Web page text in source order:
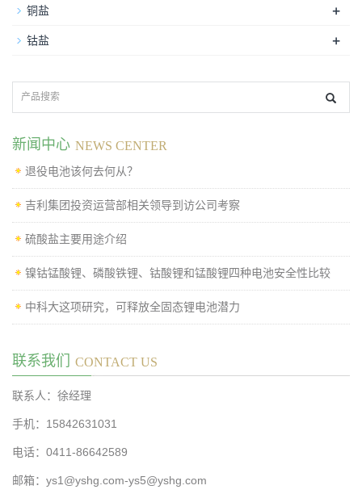
铜盐 +
钴盐 +
新闻中心 NEWS CENTER
退役电池该何去何从？
吉利集团投资运营部相关领导到访公司考察
硫酸盐主要用途介绍
镍钴锰酸锂、磷酸铁锂、钴酸锂和锰酸锂四种电池安全性比较
中科大这项研究，可释放全固态锂电池潜力
联系我们 CONTACT US
联系人：徐经理
手机：15842631031
电话：0411-86642589
邮箱：ys1@yshg.com-ys5@yshg.com